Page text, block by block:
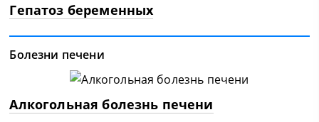
Гепатоз беременных
Болезни печени
Алкогольная болезнь печени